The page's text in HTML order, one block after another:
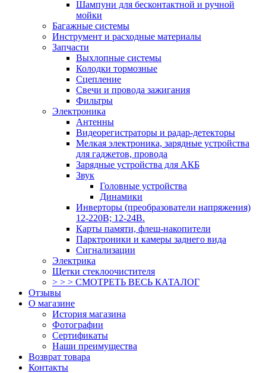
Шампуни для бесконтактной и ручной
мойки
Багажные системы
Инструмент и расходные материалы
Запчасти
Выхлопные системы
Колодки тормозные
Сцепление
Свечи и провода зажигания
Фильтры
Электроника
Антенны
Видеорегистраторы и радар-детекторы
Мелкая электроника, зарядные устройства
для гаджетов, провода
Зарядные устройства для АКБ
Звук
Головные устройства
Динамики
Инверторы (преобразователи напряжения)
12-220В; 12-24В.
Карты памяти, флеш-накопители
Парктроники и камеры заднего вида
Сигнализации
Электрика
Щетки стеклоочистителя
> > > СМОТРЕТЬ ВЕСЬ КАТАЛОГ
Отзывы
О магазине
История магазина
Фотографии
Сертификаты
Наши преимущества
Возврат товара
Контакты